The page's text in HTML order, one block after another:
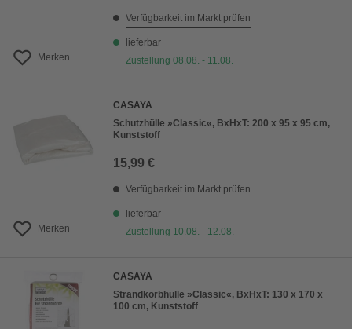
Merken
Verfügbarkeit im Markt prüfen
lieferbar
Zustellung 08.08. - 11.08.
Merken
CASAYA
Schutzhülle »Classic«, BxHxT: 200 x 95 x 95 cm,
Kunststoff
15,99 €
Verfügbarkeit im Markt prüfen
lieferbar
Zustellung 10.08. - 12.08.
CASAYA
Strandkorbhülle »Classic«, BxHxT: 130 x 170 x
100 cm, Kunststoff